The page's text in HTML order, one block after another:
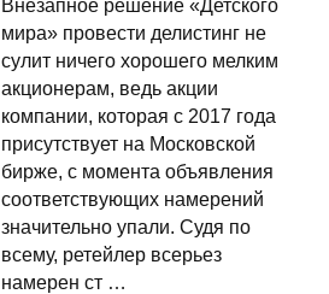
Внезапное решение «Детского
мира» провести делистинг не
сулит ничего хорошего мелким
акционерам, ведь акции
компании, которая с 2017 года
присутствует на Московской
бирже, с момента объявления
соответствующих намерений
значительно упали. Судя по
всему, ретейлер всерьез
намерен ст …